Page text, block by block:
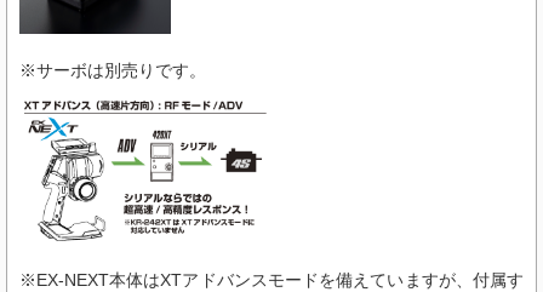
※サーボは別売りです。
※EX-NEXT本体はXTアドバンスモードを備えていますが、付属す